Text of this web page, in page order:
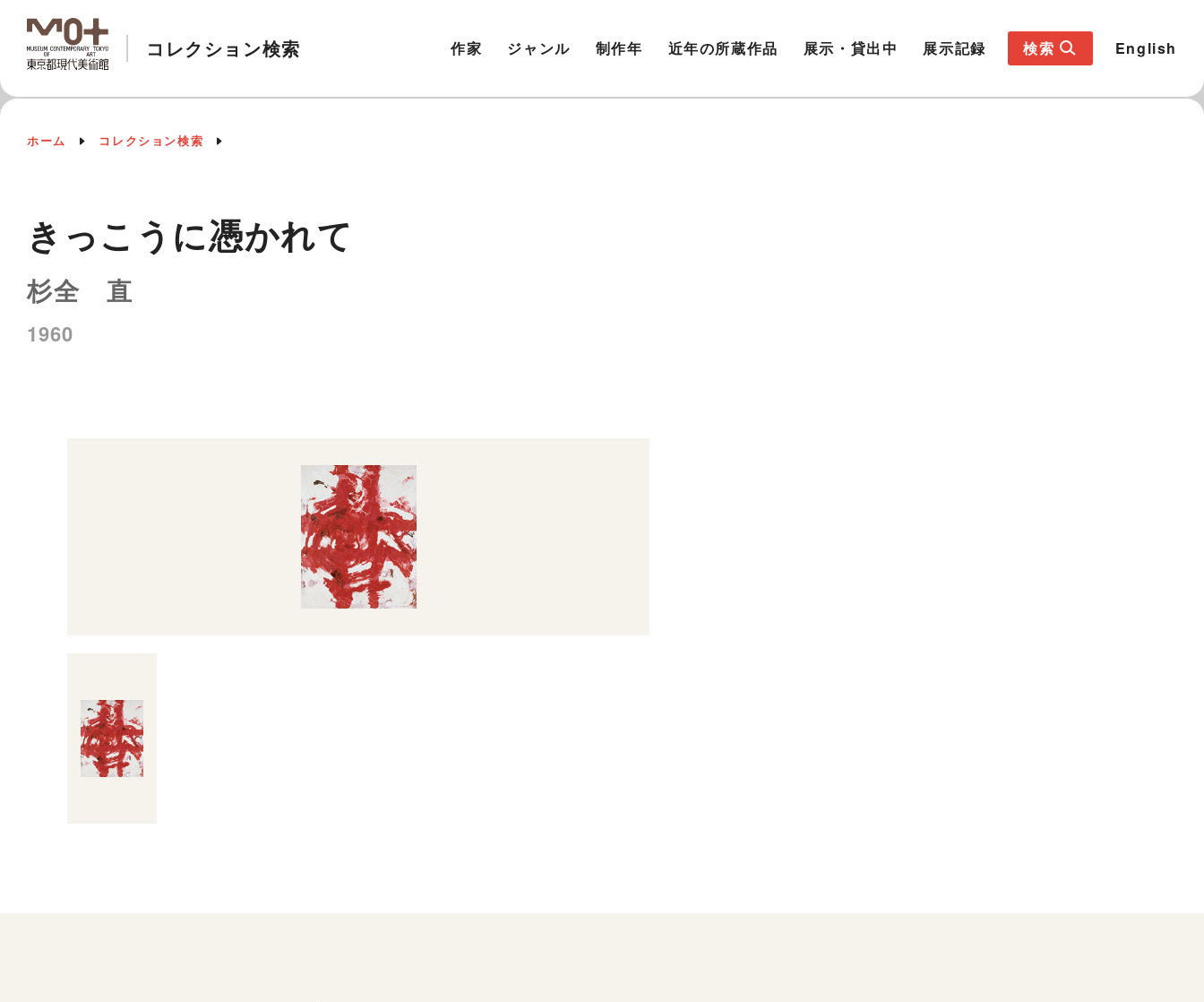
コレクション検索 作家 ジャンル 制作年 近年の所蔵作品 展示・貸出中 展示記録 検索 English
ホーム コレクション検索
きっこうに憑かれて
杉全 直
1960